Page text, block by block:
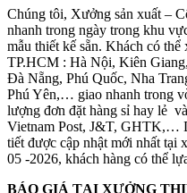
Chúng tôi, Xưởng sản xuất –
nhanh trong ngày trong khu
mẫu thiết kế sẵn. Khách có
TP.HCM : Hà Nội, Kiên
Đà Nẵng, Phú Quốc, Nha
Phú Yên,… giao nhanh trong
lượng đơn đặt hàng sỉ hay lẻ
Vietnam Post, J&T, GHTK,…
tiết được cập nhật mới nhất
05 -2026, khách hàng có thể
BÁO GIÁ TẠI XƯỞNG